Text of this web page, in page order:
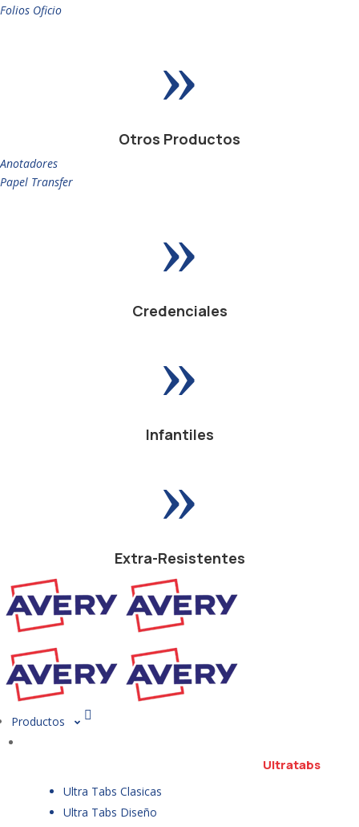
Folios Oficio
»
Otros Productos
Anotadores
Papel Transfer
»
Credenciales
»
Infantiles
»
Extra-Resistentes
Productos
Ultratabs
Ultra Tabs Clasicas
Ultra Tabs Diseño